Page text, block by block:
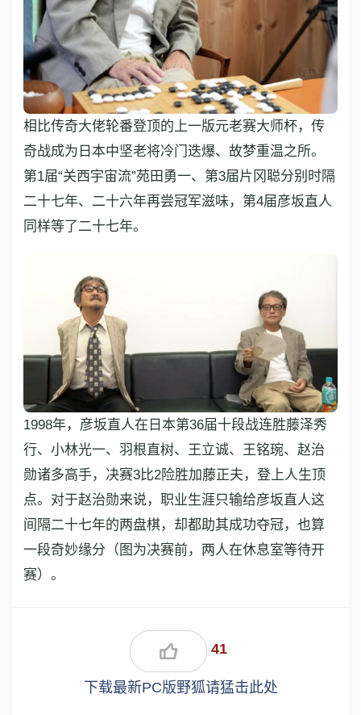
相比传奇大佬轮番登顶的上一版元老赛大师杯，传
奇战成为日本中坚老将冷门迭爆、故梦重温之所。
第1届“关西宇宙流”苑田勇一、第3届片冈聪分别时隔
二十七年、二十六年再尝冠军滋味，第4届彦坂直人
同样等了二十七年。
1998年，彦坂直人在日本第36届十段战连胜藤泽秀
行、小林光一、羽根直树、王立诚、王铭琬、赵治
勋诸多高手，决赛3比2险胜加藤正夫，登上人生顶
点。对于赵治勋来说，职业生涯只输给彦坂直人这
间隔二十七年的两盘棋，却都助其成功夺冠，也算
一段奇妙缘分（图为决赛前，两人在休息室等待开
赛）。
41
下载最新PC版野狐请猛击此处